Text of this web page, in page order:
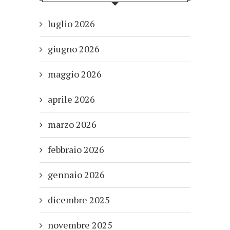
luglio 2026
giugno 2026
maggio 2026
aprile 2026
marzo 2026
febbraio 2026
gennaio 2026
dicembre 2025
novembre 2025